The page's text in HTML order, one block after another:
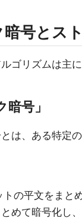
号とス
ゴリズムは主
暗号」
は、ある特定
トの平文をまと
めて暗号化し